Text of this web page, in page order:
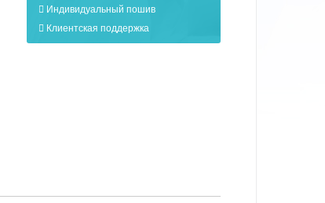
Индивидуальный пошив
Клиентская поддержка